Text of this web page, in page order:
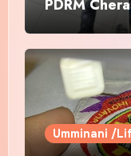
PDRM
Umminani /